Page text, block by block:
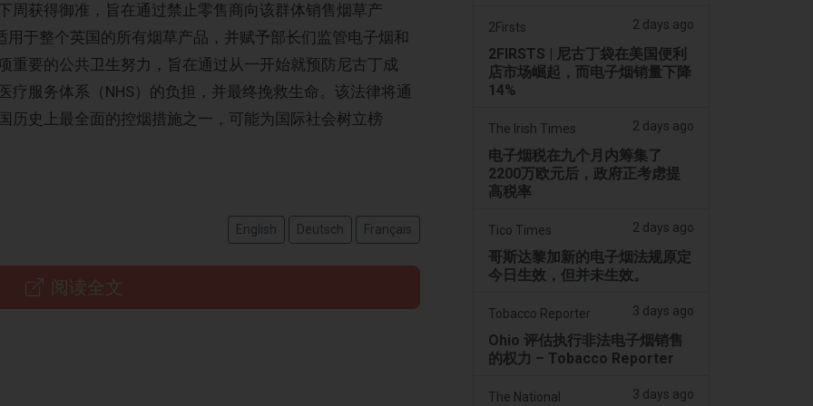
周获得御准，旨在通过禁止零售商向该群体销售烟草产
用于整个英国的所有烟草产品，并赋予部长们监管电子烟和
重要的公共卫生努力，旨在通过从一开始就预防尼古丁成
疗服务体系（NHS）的负担，并最终挽救生命。该法律将通
历史上最全面的控烟措施之一，可能为国际社会树立榜
English Deutsch Français
阅读全文
2Firsts 2 days ago
2FIRSTS | 尼古丁袋在美国便利
店市场崛起，而电子烟销量下降
14%
The Irish Times 2 days ago
电子烟税在九个月内筹集了
2200万欧元后，政府正考虑提
高税率
Tico Times 2 days ago
哥斯达黎加新的电子烟法规原定
今日生效，但并未生效。
Tobacco Reporter 3 days ago
Ohio 评估执行非法电子烟销售
的权力 – Tobacco Reporter
The National 3 days ago